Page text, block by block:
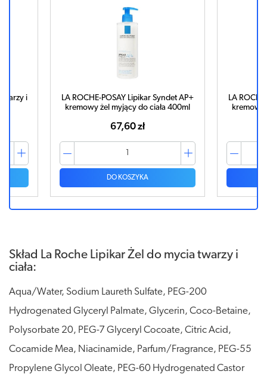
i
LA ROCHE-POSAY Lipikar Syndet AP+
kremowy żel myjący do ciała 400ml
67,60 zł
DO KOSZYKA
LA
kremowy
Skład La Roche Lipikar Żel do mycia twarzy i
ciała:
Aqua/Water, Sodium Laureth Sulfate, PEG-200
Hydrogenated Glyceryl Palmate, Glycerin, Coco-Betaine,
Polysorbate 20, PEG-7 Glyceryl Cocoate, Citric Acid,
Cocamide Mea, Niacinamide, Parfum/Fragrance, PEG-55
Propylene Glycol Oleate, PEG-60 Hydrogenated Castor